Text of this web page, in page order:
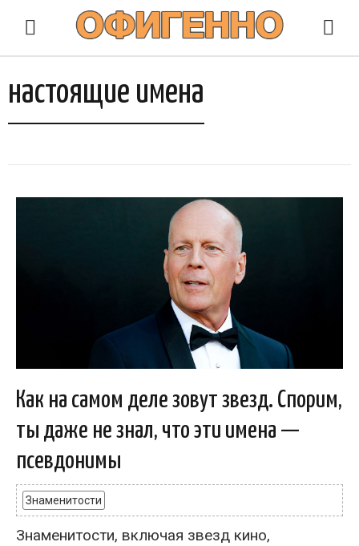
настоящие имена
Как на самом деле зовут звезд. Спорим,
ты даже не знал, что эти имена —
псевдонимы
Знаменитости
Знаменитости, включая звезд кино,